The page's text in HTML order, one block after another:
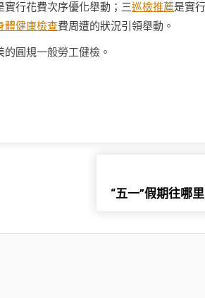
行花費次序優化舉動；三巡檢推薦是實
體健康檢查費周遭的狀況引領舉動。
的圓規一般勞工健檢 。
“五一”假期往哪